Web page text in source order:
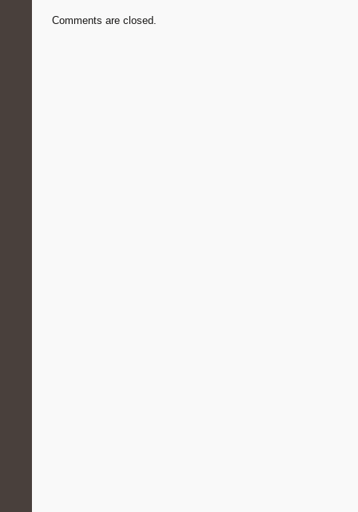
Comments are closed.